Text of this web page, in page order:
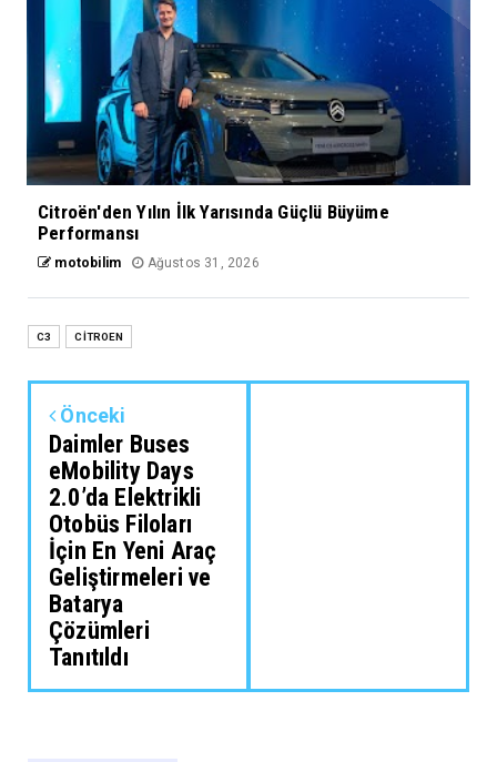
Citroën'den Yılın İlk Yarısında Güçlü Büyüme
Performansı
motobilim Ağustos 31, 2026
C3 CİTROEN
Önceki
Daimler Buses
eMobility Days
2.0’da Elektrikli
Otobüs Filoları
İçin En Yeni Araç
Geliştirmeleri ve
Batarya
Çözümleri
Tanıtıldı